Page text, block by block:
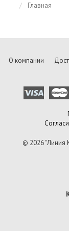
Главная
О компании
© 2026 "Линия